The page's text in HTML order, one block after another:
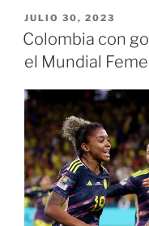
PUBLICADO
EL
JULIO 30, 2023
Colombia con
el Mundial